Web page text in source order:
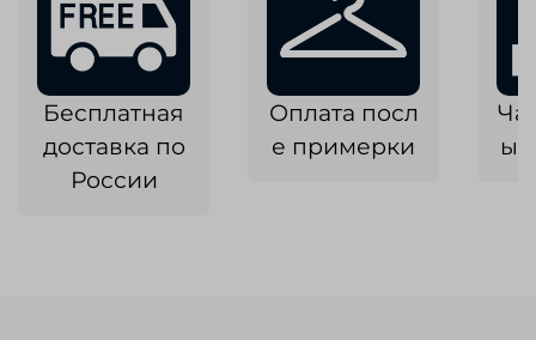
Бесплатная
доставка по
России
Оплата посл
е примерки